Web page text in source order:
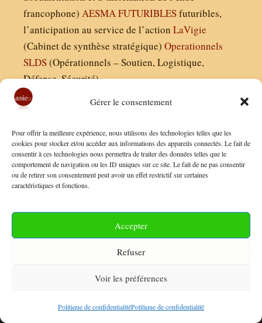
Gérer le consentement
Pour offrir la meilleure expérience, nous utilisons des technologies telles que les
cookies pour stocker et/ou accéder aux informations des appareils connectés. Le fait de
consentir à ces technologies nous permettra de traiter des données telles que le
comportement de navigation ou les ID uniques sur ce site. Le fait de ne pas consentir
ou de retirer son consentement peut avoir un effet restrictif sur certaines
caractéristiques et fonctions.
Accepter
Refuser
Voir les préférences
Politique de confidentialitéPolitique de confidentialité
francophone) AESMAFUTURIBLESfuturibles,
l’anticipation au service de l’action LaVigie
(Cabinet de synthèse stratégique) Operationnels
SLDS(Opérationnels – Soutien, Logistique,
Défense, Sécurité)
Finaldées EURL
Siège social : 13 avenue Boudon, 75016, Paris
Nous contacter
Conditions Générales de Vente
Politique de Confidentialité
© 2026 Asie21• Construit avecGeneratePress